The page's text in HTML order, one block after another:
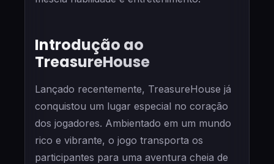
Introdução ao
TreasureHouse
Lançado recentemente, TreasureHouse já
conquistou um lugar especial no coração
dos jogadores. Ambientado em um mundo
rico e vibrante, o jogo transporta os
participantes para uma aventura cheia de